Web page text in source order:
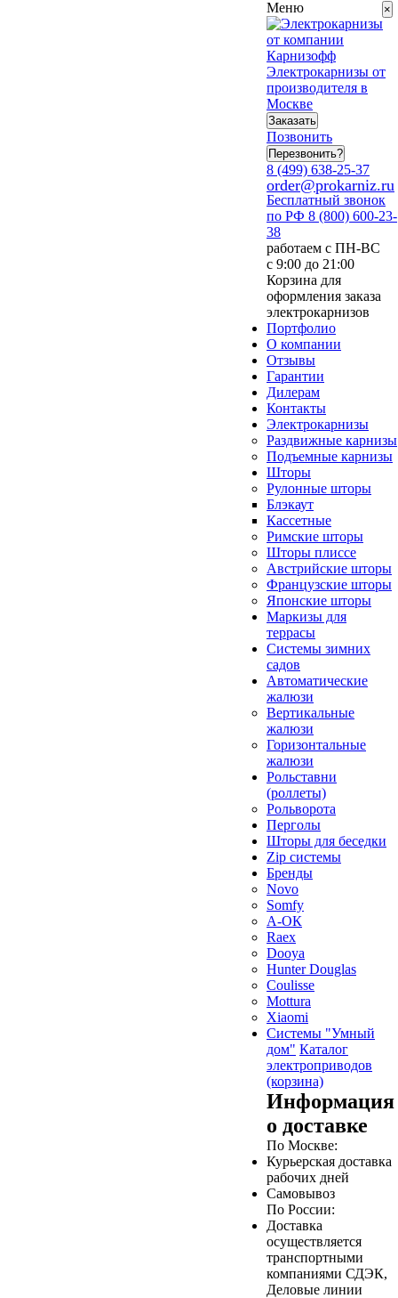
Меню
Электрокарнизы от
производителя в
Москве
Заказать
Позвонить
Перезвонить?
8 (499) 638-25-37
order@prokarniz.ru
Бесплатный звонок
по РФ 8 (800) 600-23-
38
работаем с ПН-ВС
с 9:00 до 21:00
Корзина для
оформления заказа
электрокарнизов
Портфолио
О компании
Отзывы
Гарантии
Дилерам
Контакты
Электрокарнизы
Раздвижные карнизы
Подъемные карнизы
Шторы
Рулонные шторы
Блэкаут
Кассетные
Римские шторы
Шторы плиссе
Австрийские шторы
Французские шторы
Японские шторы
Маркизы для
террасы
Системы зимних
садов
Автоматические
жалюзи
Вертикальные
жалюзи
Горизонтальные
жалюзи
Рольставни
(роллеты)
Рольворота
Перголы
Шторы для беседки
Zip системы
Бренды
Novo
Somfy
А-ОК
Raex
Dooya
Hunter Douglas
Coulisse
Mottura
Xiaomi
Системы "Умный
дом" Каталог
электроприводов
(корзина)
Информация
о доставке
По Москве:
Курьерская доставка
рабочих дней
Самовывоз
По России:
Доставка
осуществляется
транспортными
компаниями СДЭК,
Деловые линии
×